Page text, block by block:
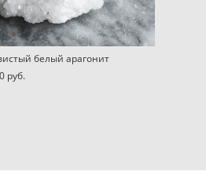
белый арагонит
pуб.